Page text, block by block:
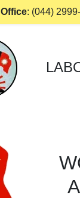
Office: (044)